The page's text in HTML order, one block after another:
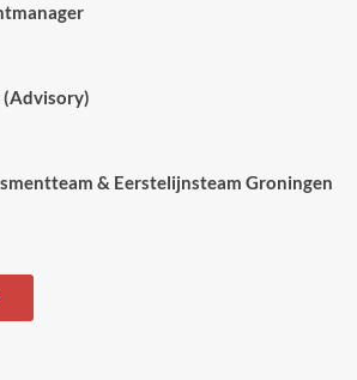
& Eerstelijnsteam Groningen